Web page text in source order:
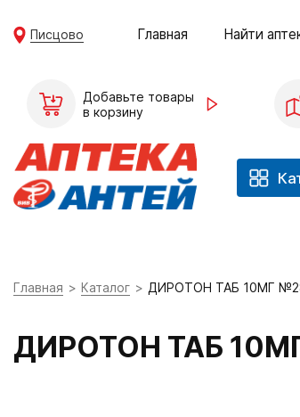
Писцово Главная Найти
Добавьте товары
в корзину
Главная Каталог ДИРОТОН ТАБ 10МГ
ДИРОТОН ТАБ